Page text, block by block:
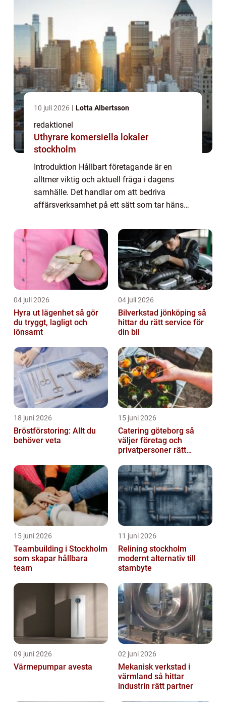
10 juli 2026 Lotta Albertsson
redaktionel
Uthyrare komersiella lokaler
stockholm
Introduktion Hållbart företagande är en
alltmer viktig och aktuell fråga i dagens
samhälle. Det handlar om att bedriva
affärsverksamhet på ett sätt som tar hänsyn
och ekonomisk hållbarhet. I denna artikel
ko...
04 juli 2026
Hyra ut lägenhet så gör
du tryggt, lagligt och
lönsamt
04 juli 2026
Bilverkstad jönköping så
hittar du rätt service för
din bil
18 juni 2026
Bröstförstoring: Allt du
behöver veta
15 juni 2026
Catering göteborg så
väljer företag och
privatpersoner rätt
15 juni 2026
Teambuilding i Stockholm
som skapar hållbara
team
11 juni 2026
Relining stockholm
modernt alternativ till
stambyte
09 juni 2026
Värmepumpar avesta
02 juni 2026
Mekanisk verkstad i
värmland så hittar
industrin rätt partner